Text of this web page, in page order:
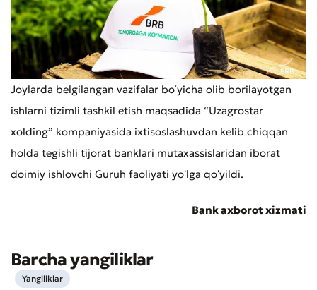
Joylarda belgilangan vazifalar boʻyicha olib borilayotgan
ishlarni tizimli tashkil etish maqsadida “Uzagrostar
xolding” kompaniyasida ixtisoslashuvdan kelib chiqqan
holda tegishli tijorat banklari mutaxassislaridan iborat
doimiy ishlovchi Guruh faoliyati yoʻlga qoʻyildi.
Bank axborot xizmati
Barcha yangiliklar
Yangiliklar